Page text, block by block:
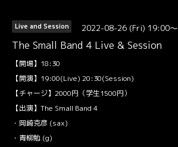
Live and Session 2022-08-26 (Fri) 19:00～
The Small Band 4 Live & Session
【開場】18:30
【開演】19:00(Live) 20:30(Session)
【チャージ】2000円（学生1500円）
【出演】The Small Band 4
・岡崎克彦 (sax)
・青柳勉 (g)